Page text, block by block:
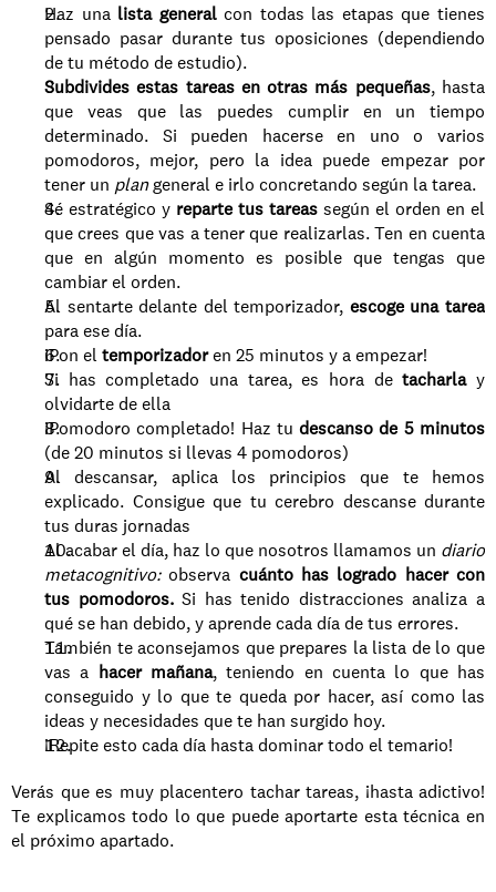
Haz una lista general con todas las etapas que tienes
pensado pasar durante tus oposiciones (dependiendo
de tu método de estudio).
Subdivides estas tareas en otras más pequeñas, hasta
que veas que las puedes cumplir en un tiempo
determinado. Si pueden hacerse en uno o varios
pomodoros, mejor, pero la idea puede empezar por
tener un plan general e irlo concretando según la tarea.
Sé estratégico y reparte tus tareas según el orden en el
que crees que vas a tener que realizarlas. Ten en cuenta
que en algún momento es posible que tengas que
cambiar el orden.
Al sentarte delante del temporizador,
para ese día.
¡Pon el temporizador en 25 minutos y a empezar!
Si has completado una tarea, es hora de tacharla y
olvidarte de ella
¡Pomodoro completado! Haz tu descanso de 5 minutos
(de 20 minutos si llevas 4 pomodoros)
Al descansar, aplica los principios que te hemos
explicado. Consigue que tu cerebro descanse durante
tus duras jornadas
Al acabar el día, haz lo que nosotros llamamos un diario
metacognitivo: observa cuánto has logrado hacer con
tus pomodoros. Si has tenido distracciones analiza a
qué se han debido, y aprende cada día de tus errores.
También te aconsejamos que prepares la lista de lo que
vas a hacer mañana, teniendo en cuenta lo que has
conseguido y lo que te queda por hacer, así como las
ideas y necesidades que te han surgido hoy.
¡Repite esto cada día hasta dominar todo el temario!
Verás que es muy placentero tachar tareas, ¡hasta adictivo!
Te explicamos todo lo que puede aportarte esta técnica en
el próximo apartado.